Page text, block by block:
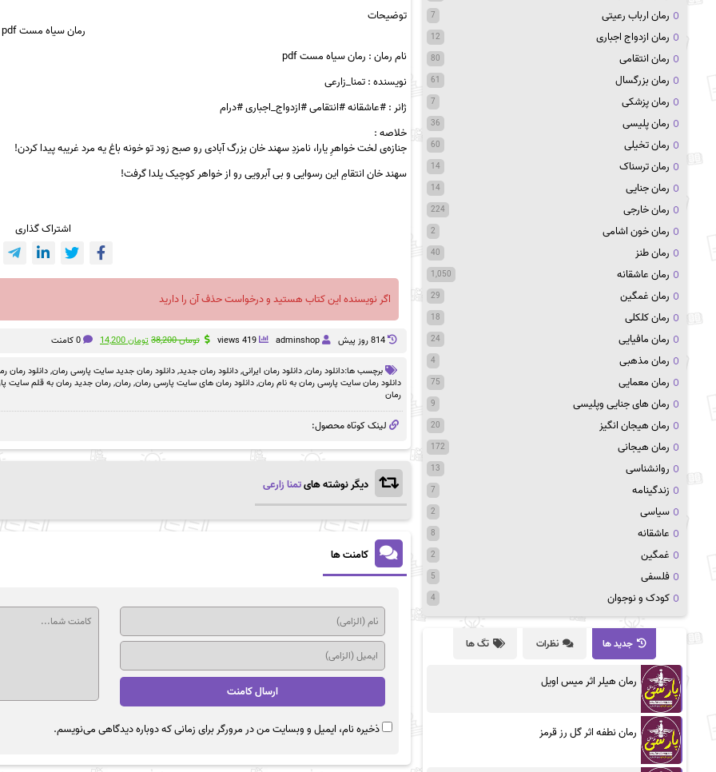
توضیحات
رمان سیاه مست pdf
نام رمان : رمان سیاه مست pdf
نویسنده : تمنا_زارعی
ژانر : #عاشقانه #انتقامی #ازدواج_اجباری #درام
خلاصه :
جنازه‌ی لخت خواهرِ یارا، نامزدِ سهند خان بزرگ آبادی رو صبح زود تو خونه باغ یه مرد غریبه پیدا کردن!
سهند خان انتقامِ این رسوایی و بی آبرویی رو از خواهر کوچیک یلدا گرفت!
اشتراک گذاری
اگر نویسنده این کتاب هستید و درخواست حذف آن را دارید
814 روز پيش adminshop
419 views تومان38,200
قیمت
بود.
تومان14,200
قیمت
است.
0 کامنت
برچسب ها:دانلود رمان,دانلود رمان ایرانی,دانلود رمان جدید,دانلود رمان جدید سایت پارسی رمان,دانلود رمان
دانلود رمان سایت پارسی رمان به نام رمان,دانلود رمان های سایت پارسی رمان,رمان,رمان جدید رمان به قلم سایت
رمان
لینک کوتاه محصول:
دیگر نوشته هایتمنا زارعی
کامنت ها
ذخیره نام، ایمیل و وبسایت من در مرورگر برای زمانی که دوباره دیدگاهی می‌نویسم.
رمان ارباب رعیتی 7
رمان ازدواج اجباری 12
رمان انتقامی 80
رمان بزرگسال 61
رمان پزشکی 7
رمان پلیسی 36
رمان تخیلی 60
رمان ترسناک 14
رمان جنایی 14
رمان خارجی 224
رمان خون اشامی 2
رمان طنز 40
رمان عاشقانه 1,050
رمان غمگین 29
رمان کلکلی 18
رمان مافیایی 24
رمان مذهبی 4
رمان معمایی 75
رمان های جنایی وپلیسی 9
رمان هیجان انگیز 20
رمان هیجانی 172
روانشناسی 13
زندگینامه 7
سیاسی 2
عاشقانه 8
غمگین 2
فلسفی 5
کودک و نوجوان 4
جدید ها نظرات تگ ها
رمان هیلر اثر میس اویل
رمان نطفه اثر گل رز قرمز